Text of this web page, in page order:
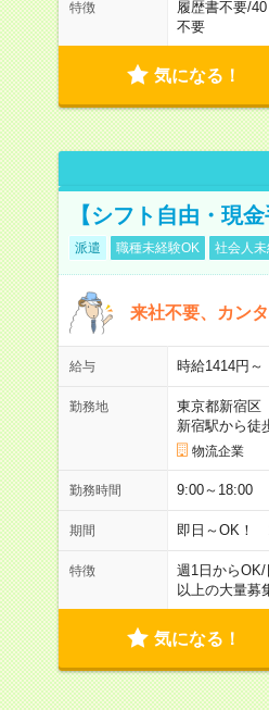
特徴 履歴書不要/
不要
気になる！
【シフト自由・現
派遣 職種未経験OK 社会人
来社不要、カン
給与 時給1414円
勤務地
東京都新宿区
新宿駅から徒
物流企業
勤務時間 9:00～18:00
期間 即日～OK！
特徴 週1日からOK/
以上の大量募
気になる！